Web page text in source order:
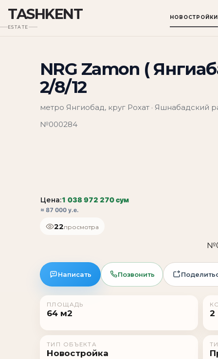
TASHKENT
ESTATE
НОВОСТРОЙКИ
NRG Zamon (
2/8/12
метро Янгиобад, круг Рохат · Яшнабадский
№000284
Цена:1 038 972 270 сум
≈ 87 000 у.е.
22просмотра
Написать Позвонить
ПЛОЩАДЬ
64 м2 2
ТИП ОБЪЕКТА
Новостройка